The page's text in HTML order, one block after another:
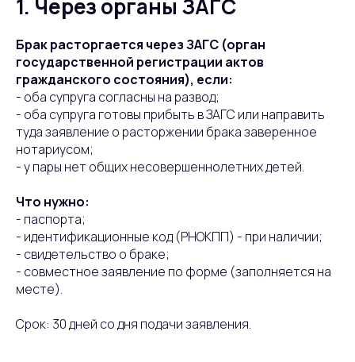
1. Через органы ЗАГС
Брак расторгается через ЗАГС (орган
государственной регистрации актов
гражданского состояния), если:
- оба супруга согласны на развод;
- оба супруга готовы прибыть в ЗАГС или направить
туда заявление о расторжении брака заверенное
нотариусом;
- у пары нет общих несовершеннолетних детей.
Что нужно:
- паспорта;
- идентификационные код (РНОКПП) - при наличии;
- свидетельство о браке;
- совместное заявление по форме (заполняется на
месте).
Срок: 30 дней со дня подачи заявления.